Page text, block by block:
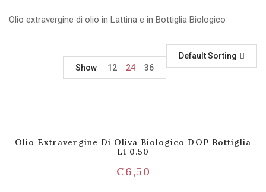
Olio extravergine di olio in Lattina e in Bottiglia Biologico
Default Sorting
Show
12 24 36
Olio Extravergine Di Oliva Biologico DOP Bottiglia
Lt 0.50
€6,50